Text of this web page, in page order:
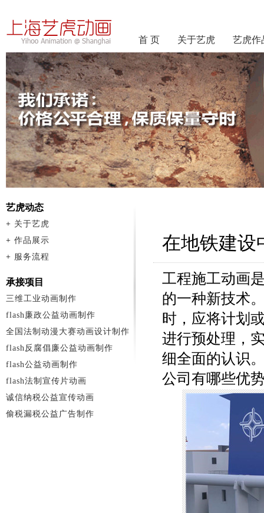
首 页 关于艺虎 艺虎作
在地铁建设
工程施工动画
的一种新技术
时，应将计划
进行预处理，
细全面的认识
公司有哪些优
艺虎动态
+ 关于艺虎
+ 作品展示
+ 服务流程
承接项目
三维工业动画制作
flash廉政公益动画制作
全国法制动漫大赛动画设计制作
flash反腐倡廉公益动画制作
flash公益动画制作
flash法制宣传片动画
诚信纳税公益宣传动画
偷税漏税公益广告制作